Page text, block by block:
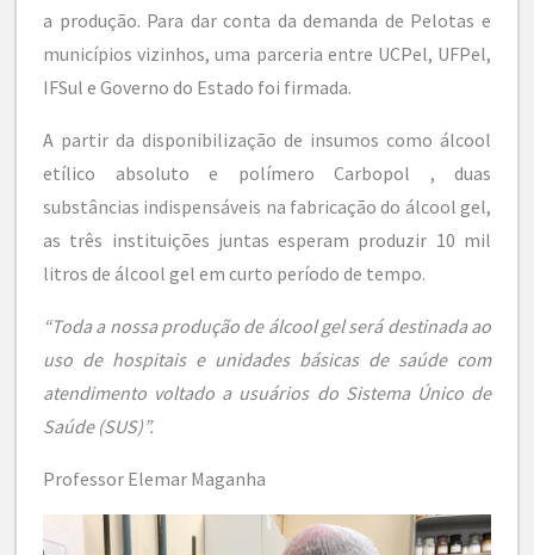
a produção. Para dar conta da demanda de Pelotas e
municípios vizinhos, uma parceria entre UCPel, UFPel,
IFSul e Governo do Estado foi firmada.
A partir da disponibilização de insumos como álcool
etílico absoluto e polímero Carbopol , duas
substâncias indispensáveis na fabricação do álcool gel,
as três instituições juntas esperam produzir 10 mil
litros de álcool gel em curto período de tempo.
“Toda a nossa produção de álcool gel será destinada ao
uso de hospitais e unidades básicas de saúde com
atendimento voltado a usuários do Sistema Único de
Saúde (SUS)”.
Professor Elemar Maganha